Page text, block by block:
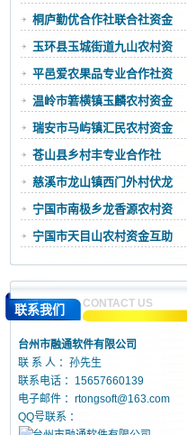
桐庐勤优合作社联合社资金
玉环县玉城街道九山农村资
平邑爱农果品专业合作社资
温岭市箬横镇玉麟农村资金
瑞安市马屿镇汇民农村资金
苍山县乡村丰专业合作社
慈溪市龙山镇西门外村伏龙
宁国市南极乡龙香源农村资
宁国市天目山农村资金互助
联系我们 CONTACT US
台州市融通软件有限公司
联 系 人 ：孙先生
联系电话 ：15657660139
电子邮件 ：rtongsoft@163.com
QQ号联系 ：